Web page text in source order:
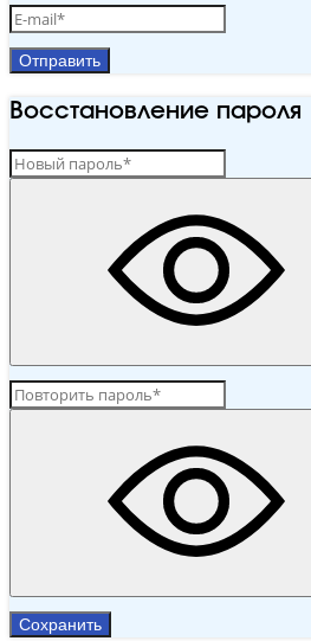
Отправить
Восстановление пароля
Сохранить